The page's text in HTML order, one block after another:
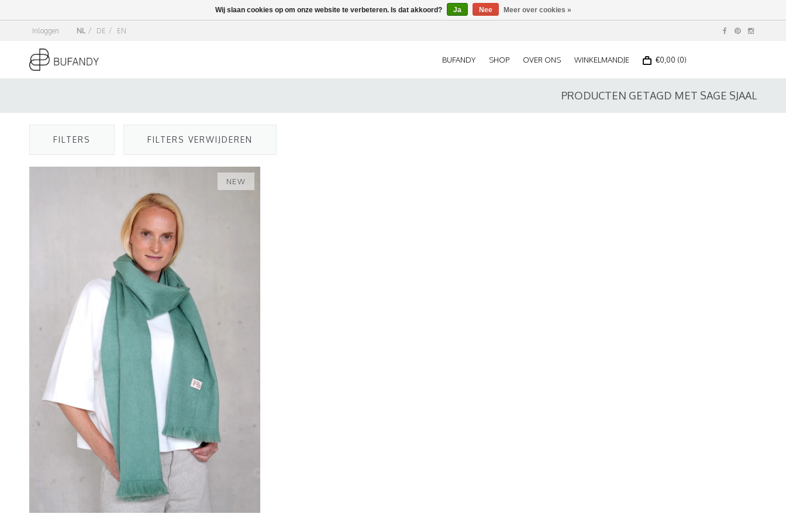
Inloggen NL / DE / EN
BUFANDY SHOP OVER ONS WINKELMANDJE €0,00 (0)
PRODUCTEN GETAGD MET SAGE SJAAL
FILTERS FILTERS VERWIJDEREN
NEW
Wij slaan cookies op om onze website te verbeteren. Is dat akkoord? Ja Nee Meer over cookies »